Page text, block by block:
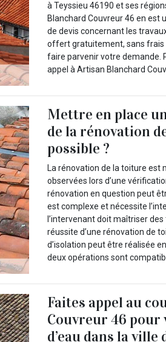
à Teyssieu 46190 et ses
Blanchard Couvreur 46 en est
de devis concernant les
offert gratuitement, sans frais
faire parvenir votre demande.
appel à Artisan Blanchard
Mettre en place
de la rénovation
possible ?
La rénovation de la toiture
observées lors d’une
rénovation en question peut
est complexe et nécessite
l’intervenant doit maîtriser
réussite d’une rénovation de
d’isolation peut être réalisée
deux opérations sont
Faites appel au
Couvreur 46
d’eau dans la ville